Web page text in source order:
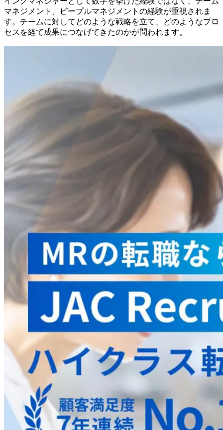
マネジメント、ピープルマネジメントの経験が重視されま
す。チームに対してどのような戦略を立て、どのようなプロ
セスを経て成果につなげてきたのかが問われます。